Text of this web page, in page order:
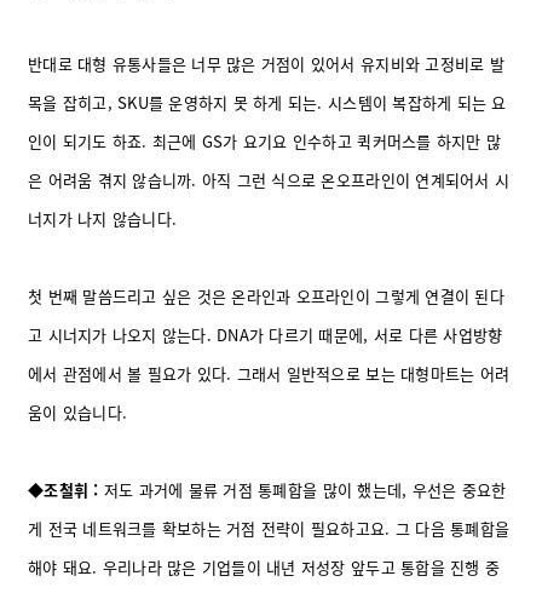
반대로 대형 유통사들은 너무 많은 거점이 있어서 유지비와 고정비로 발
목을 잡히고, SKU를 운영하지 못 하게 되는. 시스템이 복잡하게 되는 요
인이 되기도 하죠. 최근에 GS가 요기요 인수하고 퀵커머스를 하지만 많
은 어려움 겪지 않습니까. 아직 그런 식으로 온오프라인이 연계되어서 시
너지가 나지 않습니다.
첫 번째 말씀드리고 싶은 것은 온라인과 오프라인이 그렇게 연결이 된다
고 시너지가 나오지 않는다. DNA가 다르기 때문에, 서로 다른 사업방향
에서 관점에서 볼 필요가 있다. 그래서 일반적으로 보는 대형마트는 어려
움이 있습니다.
◆조철휘 : 저도 과거에 물류 거점 통폐합을 많이 했는데, 우선은 중요한
게 전국 네트워크를 확보하는 거점 전략이 필요하고요. 그 다음 통폐합을
해야 돼요. 우리나라 많은 기업들이 내년 저성장 앞두고 통합을 진행 중